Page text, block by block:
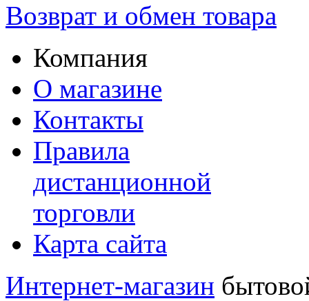
Возврат и обмен товара
Компания
О магазине
Контакты
Правила
дистанционной
торговли
Карта сайта
Интернет-магазин